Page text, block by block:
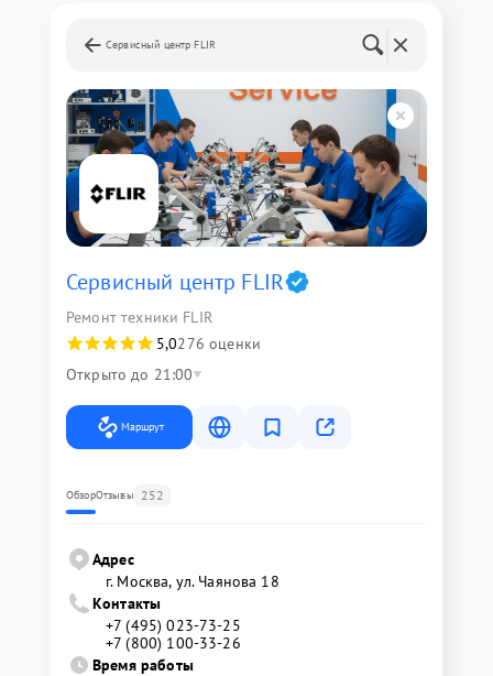
Сервисный центр FLIR
Сервисный центр FLIR
Ремонт техники FLIR
5,0276 оценки
Открыто до 21:00
Маршрут
ОбзорОтзывы 252
Адрес
г. Москва, ул. Чаянова 18
Контакты
+7 (495) 023-73-25
+7 (800) 100-33-26
Время работы